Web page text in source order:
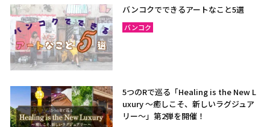
バンコクでできるアートなこと5選
バンコク
5つのRで巡る「Healing is the New L
uxury ～癒しこそ、新しいラグジュア
リー〜」第2弾を開催！